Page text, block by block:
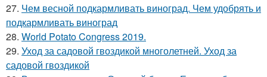
27. Чем весной подкармливать виноград. Чем удобрять и
подкармливать виноград
28. World Potato Congress 2019.
29. Уход за садовой гвоздикой многолетней. Уход за
садовой гвоздикой